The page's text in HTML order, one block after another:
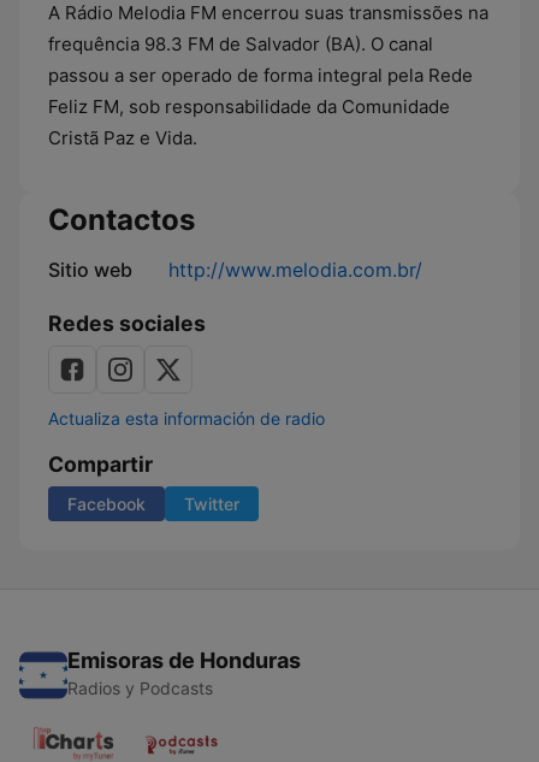
A Rádio Melodia FM encerrou suas transmissões na
frequência 98.3 FM de Salvador (BA). O canal
passou a ser operado de forma integral pela Rede
Feliz FM, sob responsabilidade da Comunidade
Cristã Paz e Vida.
Contactos
Sitio web http://www.melodia.com.br/
Redes sociales
Actualiza esta información de radio
Compartir
Facebook Twitter
Emisoras de Honduras
Radios y Podcasts